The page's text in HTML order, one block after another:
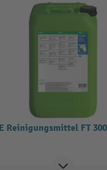
Reinigungsmittel FT 300